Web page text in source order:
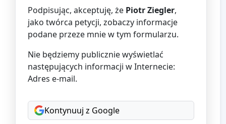
Podpisując, akceptuję, że Piotr Ziegler,
jako twórca petycji, zobaczy informacje
podane przeze mnie w tym formularzu.
Nie będziemy publicznie wyświetlać
następujących informacji w Internecie:
Adres e-mail.
Kontynuuj z Google